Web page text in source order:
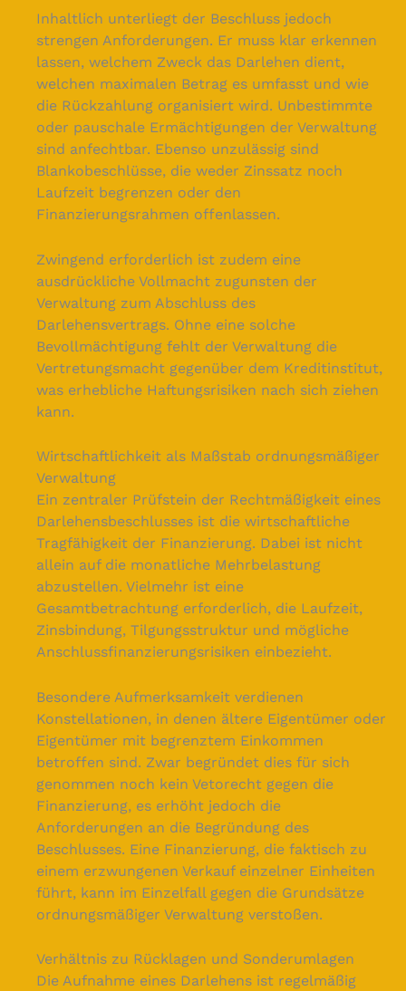
Inhaltlich unterliegt der Beschluss jedoch
strengen Anforderungen. Er muss klar erkennen
lassen, welchem Zweck das Darlehen dient,
welchen maximalen Betrag es umfasst und wie
die Rückzahlung organisiert wird. Unbestimmte
oder pauschale Ermächtigungen der Verwaltung
sind anfechtbar. Ebenso unzulässig sind
Blankobeschlüsse, die weder Zinssatz noch
Laufzeit begrenzen oder den
Finanzierungsrahmen offenlassen.
Zwingend erforderlich ist zudem eine
ausdrückliche Vollmacht zugunsten der
Verwaltung zum Abschluss des
Darlehensvertrags. Ohne eine solche
Bevollmächtigung fehlt der Verwaltung die
Vertretungsmacht gegenüber dem Kreditinstitut,
was erhebliche Haftungsrisiken nach sich ziehen
kann.
Wirtschaftlichkeit als Maßstab ordnungsmäßiger
Verwaltung
Ein zentraler Prüfstein der Rechtmäßigkeit eines
Darlehensbeschlusses ist die wirtschaftliche
Tragfähigkeit der Finanzierung. Dabei ist nicht
allein auf die monatliche Mehrbelastung
abzustellen. Vielmehr ist eine
Gesamtbetrachtung erforderlich, die Laufzeit,
Zinsbindung, Tilgungsstruktur und mögliche
Anschlussfinanzierungsrisiken einbezieht.
Besondere Aufmerksamkeit verdienen
Konstellationen, in denen ältere Eigentümer oder
Eigentümer mit begrenztem Einkommen
betroffen sind. Zwar begründet dies für sich
genommen noch kein Vetorecht gegen die
Finanzierung, es erhöht jedoch die
Anforderungen an die Begründung des
Beschlusses. Eine Finanzierung, die faktisch zu
einem erzwungenen Verkauf einzelner Einheiten
führt, kann im Einzelfall gegen die Grundsätze
ordnungsmäßiger Verwaltung verstoßen.
Verhältnis zu Rücklagen und Sonderumlagen
Die Aufnahme eines Darlehens ist regelmäßig